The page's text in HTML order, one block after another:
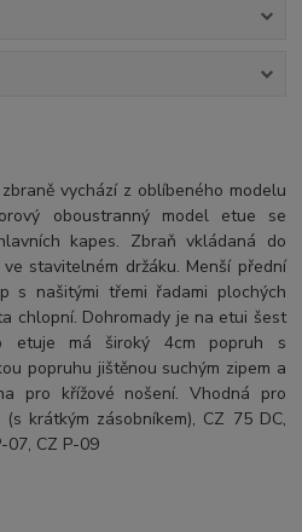
vychází z oblíbeného modelu
oboustranný model etue se
kapes. Zbraň vkládaná do
stavitelném držáku. Menší přední
s našitými třemi řadami plochých
chlopní. Dohromady je na etui šest
etuje má široký 4cm popruh s
popruhu jištěnou suchým zipem a
pro křížové nošení. Vhodná pro
krátkým zásobníkem), CZ 75 DC,
07, CZ P-09